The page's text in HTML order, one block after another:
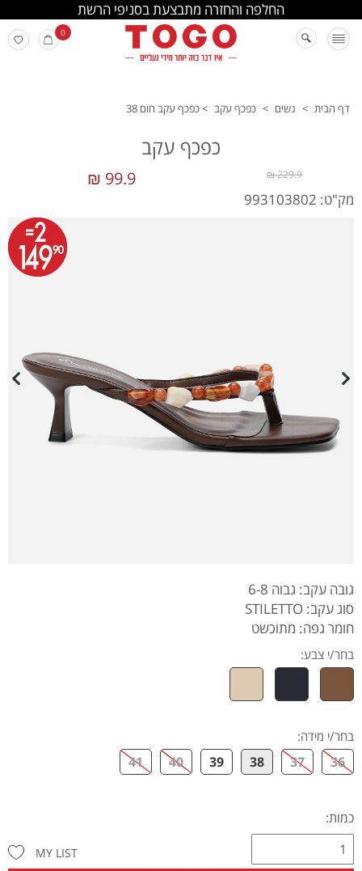
החלפה והחזרה מתבצעת בסניפי הרשת
0
דף הבית > נשים > כפכף עקב >כפכף עקב חום 38
כפכף עקב
99.9 ₪ 229.9 ₪
מק"ט: 993103802
גובה עקב: גבוה 6-8
סוג עקב: STILETTO
חומר גפה: מתוכשט
בחר/י צבע:
בחר/י מידה:
36
37
38
39
40
41
כמות:
MY LIST